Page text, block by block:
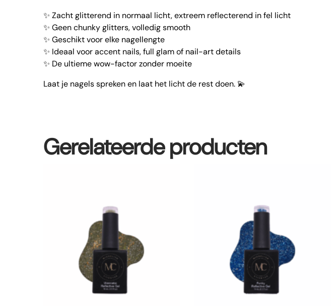
✨ Zacht glitterend in normaal licht, extreem reflecterend in fel licht
✨ Geen chunky glitters, volledig smooth
✨ Geschikt voor elke nagellengte
✨ Ideaal voor accent nails, full glam of nail-art details
✨ De ultieme wow-factor zonder moeite
Laat je nagels spreken en laat het licht de rest doen. 💫
Gerelateerde producten